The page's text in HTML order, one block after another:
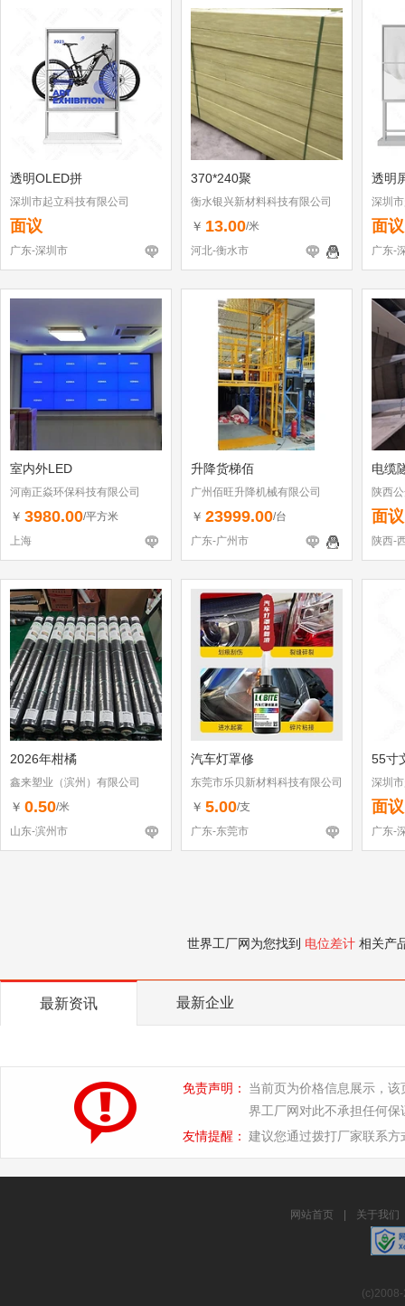
透明OLED拼
深圳市起立科技有限公司
面议
广东-深圳市
370*240聚
衡水银兴新材料科技有限公司
￥ 13.00/米
河北-衡水市
透明
深圳
面议
广东-
室内外LED
河南正焱环保科技有限公司
￥ 3980.00/平方米
上海
升降货梯佰
广州佰旺升降机械有限公司
￥ 23999.00/台
广东-广州市
电缆
陕西
面议
陕西-
2026年柑橘
鑫来塑业（滨州）有限公司
￥ 0.50/米
山东-滨州市
汽车灯罩修
东莞市乐贝新材料科技有限公司
￥ 5.00/支
广东-东莞市
55寸
深圳
面议
广东-
世界工厂网为您找到 电位差计 相关产
最新资讯 最新企业
免责声明：
当前页为价格信息展示，
界工厂网对此不承担任何保
友情提醒： 建议您通过拨打厂家联系
网站首页 关于我们